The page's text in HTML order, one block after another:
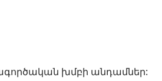
խմբի անդամներ: